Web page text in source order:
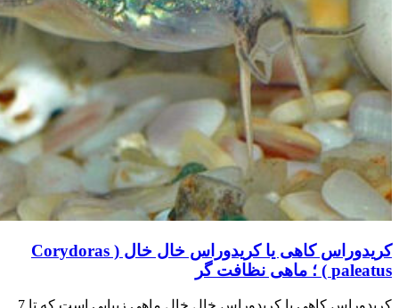
کریدوراس کاهی یا کریدوراس خال خال ( Corydoras
paleatus ) ؛ ماهی نظافت گر